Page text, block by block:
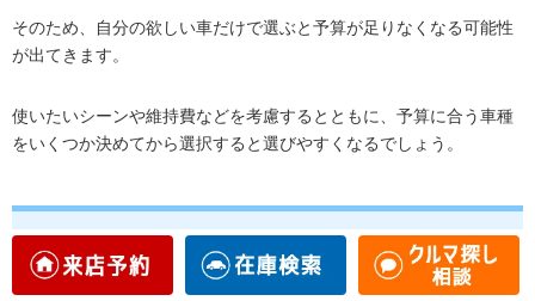
そのため、自分の欲しい車だけで選ぶと予算が足りなくなる可能性
が出てきます。
使いたいシーンや維持費などを考慮するとともに、予算に合う車種
をいくつか決めてから選択すると選びやすくなるでしょう。
まとめ